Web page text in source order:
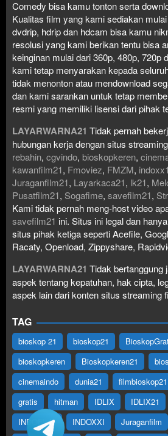
Comedy bisa kamu tonton serta
Kualitas film yang kami sediakan
dvdrip, hdrip dan hdcam bisa kamu
resolusi yang kami berikan tentu bisa
keinginan mulai dari 360p, 480p, 720p
kami tetap menyarakan kepada
tidak menonton atau mendownload
dan kami sarankan untuk tetap
resmi yang memiliki lisensi dari pihak
LAYARWARNA21 Tidak pernah
hubungan kerja dengan situs
rebahin, cgvindo, bioskopkeren,
kawanfilm21, Fmoviez, FMZM, indoxx1
Juraganfilm21, Layarkaca21, lk21,
Pusatfilm21, Sogafime, savefilm21,
Kami tidak pernah meng-host video
savefilm21 ini. Situs ini legal dan
situs pihak ketiga seperti Acefile,
Racaty, Openload, Zippyshare,
LAYARWARNA21 Tidak bertanggung
aspek tentang kepatuhan, hak cipta,
aspek lain dari konten situs streaming
TAG
bioskop 21 bioskop21
bioskopkeren
Bioskopkeren21
cinemaindo
dunia21 filmbioskop21
gratis
hitman IDLIX IDLIX21
INDOFILM
INDOXXI Juraganfilm